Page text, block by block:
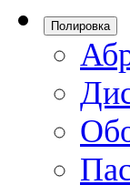
Полировка